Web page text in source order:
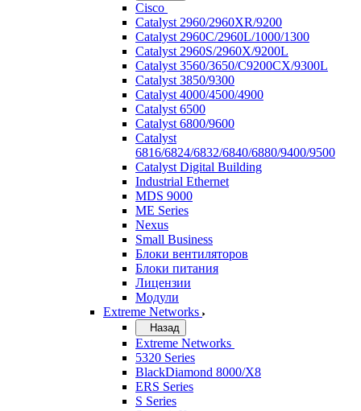
Cisco
Catalyst 2960/2960XR/9200
Catalyst 2960C/2960L/1000/1300
Catalyst 2960S/2960X/9200L
Catalyst 3560/3650/C9200CX/9300L
Catalyst 3850/9300
Catalyst 4000/4500/4900
Catalyst 6500
Catalyst 6800/9600
Catalyst
6816/6824/6832/6840/6880/9400/9500
Catalyst Digital Building
Industrial Ethernet
MDS 9000
ME Series
Nexus
Small Business
Блоки вентиляторов
Блоки питания
Лицензии
Модули
Extreme Networks
Назад
Extreme Networks
5320 Series
BlackDiamond 8000/X8
ERS Series
S Series